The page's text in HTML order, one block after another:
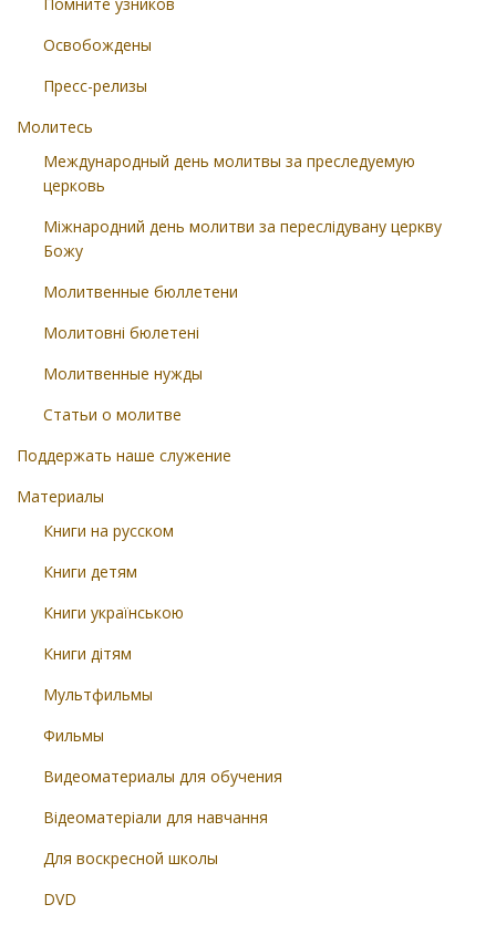
Освобождены
Пресс-релизы
Молитесь
Международный день молитвы за преследуемую
церковь
Міжнародний день молитви за переслідувану церкву
Божу
Молитвенные бюллетени
Молитовні бюлетені
Молитвенные нужды
Статьи о молитве
Поддержать наше служение
Материалы
Книги на русском
Книги детям
Книги українською
Книги дітям
Мультфильмы
Фильмы
Видеоматериалы для обучения
Відеоматеріали для навчання
Для воскресной школы
DVD